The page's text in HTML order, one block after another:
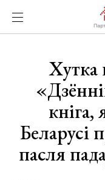
Хутка
кніга,
Беларусі
пасля